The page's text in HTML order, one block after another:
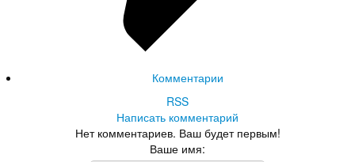
Комментарии
RSS
Написать комментарий
Нет комментариев. Ваш будет первым!
Ваше имя: